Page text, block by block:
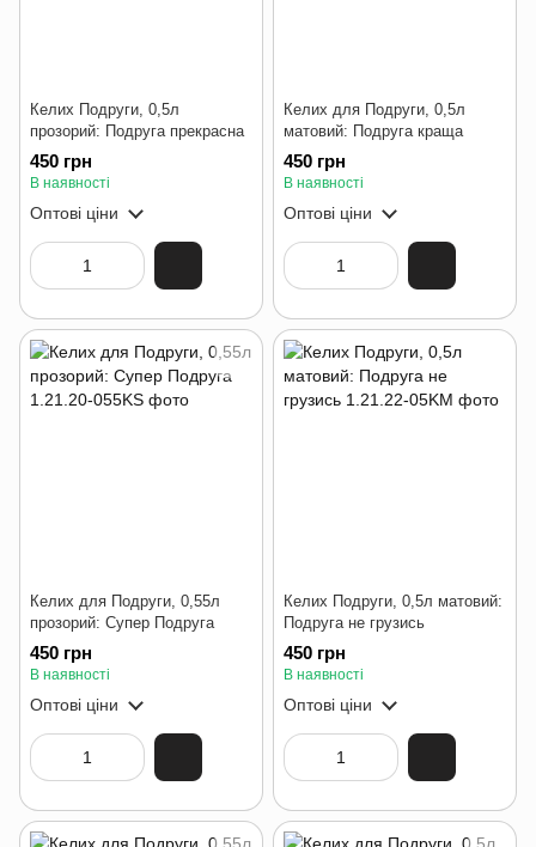
Келих Подруги, 0,5л
прозорий: Подруга прекрасна
450 грн
В наявності
Оптові ціни
Келих для Подруги, 0,5л
матовий: Подруга краща
450 грн
В наявності
Оптові ціни
Келих для Подруги, 0,55л
прозорий: Супер Подруга
450 грн
В наявності
Оптові ціни
Келих Подруги, 0,5л матовий:
Подруга не грузись
450 грн
В наявності
Оптові ціни